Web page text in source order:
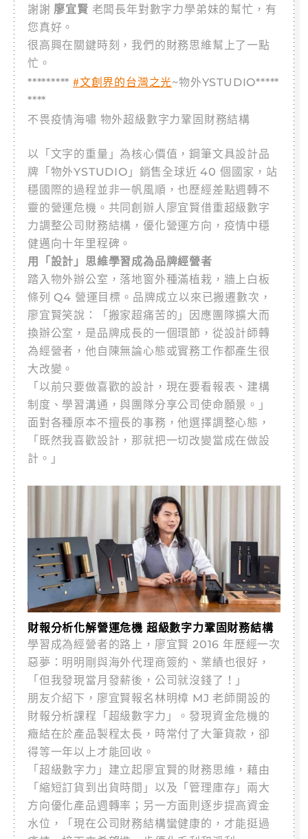
謝謝 廖宜賢 老闆長年對數字力學弟妹的幫忙，有
您真好。
很高興在關鍵時刻，我們的財務思維幫上了一點
忙。
********* #文創界的台灣之光~物外YSTUDIO*****
****
不畏疫情海嘯 物外超級數字力鞏固財務結構
以「文字的重量」為核心價值，鋼筆文具設計品
牌「物外YSTUDIO」銷售全球近 40 個國家，站
穩國際的過程並非一帆風順，也歷經差點週轉不
靈的營運危機。共同創辦人廖宜賢借重超級數字
力調整公司財務結構，優化營運方向，疫情中穩
健邁向十年里程碑。
用「設計」思維學習成為品牌經營者
踏入物外辦公室，落地窗外種滿植栽，牆上白板
條列 Q4 營運目標。品牌成立以來已搬遷數次，
廖宜賢笑說：「搬家超痛苦的」因應團隊擴大而
換辦公室，是品牌成長的一個環節，從設計師轉
為經營者，他自陳無論心態或實務工作都產生很
大改變。
「以前只要做喜歡的設計，現在要看報表、建構
制度、學習溝通，與團隊分享公司使命願景。」
面對各種原本不擅長的事務，他選擇調整心態，
「既然我喜歡設計，那就把一切改變當成在做設
計。」
財報分析化解營運危機 超級數字力鞏固財務結構
學習成為經營者的路上，廖宜賢 2016 年歷經一次
惡夢：明明剛與海外代理商簽約、業績也很好，
「但我發現當月發薪後，公司就沒錢了！」
朋友介紹下，廖宜賢報名林明樟 MJ 老師開設的
財報分析課程「超級數字力」。發現資金危機的
癥結在於產品製程太長，時常付了大筆貨款，卻
得等一年以上才能回收。
「超級數字力」建立起廖宜賢的財務思維，藉由
「縮短訂貨到出貨時間」以及「管理庫存」兩大
方向優化產品週轉率；另一方面則逐步提高資金
水位，「現在公司財務結構蠻健康的，才能挺過